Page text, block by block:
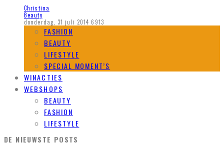
Christina
Beauty
donderdag, 31 juli 2014 6913
FASHION
BEAUTY
LIFESTYLE
SPECIAL MOMENT’S
WINACTIES
WEBSHOPS
BEAUTY
FASHION
LIFESTYLE
DE NIEUWSTE POSTS